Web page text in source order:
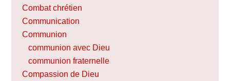
Combat chrétien
Communication
Communion
communion avec Dieu
communion fraternelle
Compassion de Dieu